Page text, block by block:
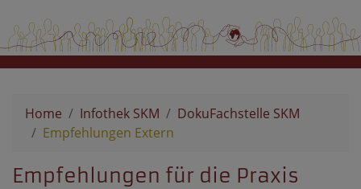
Home Infothek SKM
DokuFachstelle SKM
Empfehlungen Extern
Empfehlungen für die Praxis